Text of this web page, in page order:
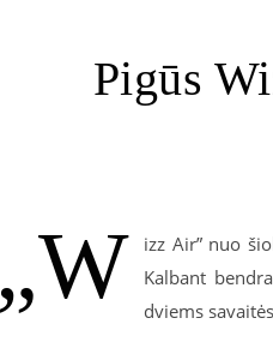
Pigūs
„W
izz Air” nuo
Kalbant
dviems